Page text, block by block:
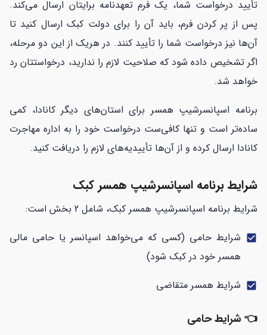
تأیید درخواست شما، یک فرم تعهدنامه برایتان ارسال می‌کند.
پس از پر کردن فرم، باید آن را برای دولت کبک ارسال کنید تا
آن‌ها نیز درخواست شما را تأیید کنند. در هریک از این دو مرحله،
اگر تشخیص داده شود که صلاحیت لازم را ندارید، درخواستتان رد
خواهد شد.
برنامه اسپانسرشیپ همسر برای استان‌های دیگر کانادا، کمی
ساده‌تر است و تنها کافی‌ست درخواست خود را به اداره مهاجرت
کانادا ارسال کرده و از آن‌ها تأییدیه‌های لازم را دریافت کنید.
شرایط برنامه اسپانسرشیپ همسر کبک
شرایط برنامه اسپانسرشیپ همسر کبک، شامل 2 بخش است:
check_box شرایط حامی (کسی که می‌خواهد اسپانسر یا حامی مالی
همسر خود در کبک شود)
check_box شرایط همسر متقاضی
👈 شرایط حامی